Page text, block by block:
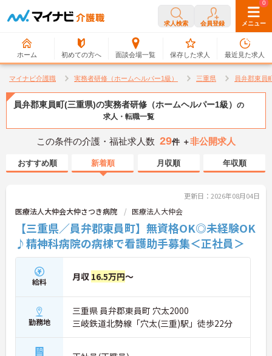
求人検索 会員登録 メニュー
ホーム 初めての方へ 面談会場一覧
0
保存した求人
0
最近見た求人
マイナビ介護職 実務者研修（ホームヘルパー1級） 三重県 員弁郡東員
員弁郡東員町(三重県)の実務者研修（ホームヘルパー1級） の
求人・転職一覧
この条件の介護・福祉求人数 29件 ＋非公開求人
おすすめ順 新着順 月収順 年収順
更新日：2026年08月04日
医療法人大仲会大仲さつき病院 医療法人大仲会
【三重県／員弁郡東員町】無資格OK◎未経験OK
♪精神科病院の病棟で看護助手募集＜正社員＞
給料 月収 16.5万円～
勤務地
三重県 員弁郡東員町 穴太2000
三岐鉄道北勢線「穴太(三重)駅」徒歩22分